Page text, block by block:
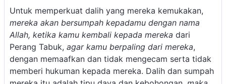
Untuk memperkuat dalih yang mereka kemukakan,
mereka akan bersumpah kepadamu dengan nama
Allah, ketika kamu kembali kepada mereka dari
Perang Tabuk, agar kamu berpaling dari mereka,
dengan memaafkan dan tidak mengecam serta tidak
memberi hukuman kepada mereka. Dalih dan sumpah